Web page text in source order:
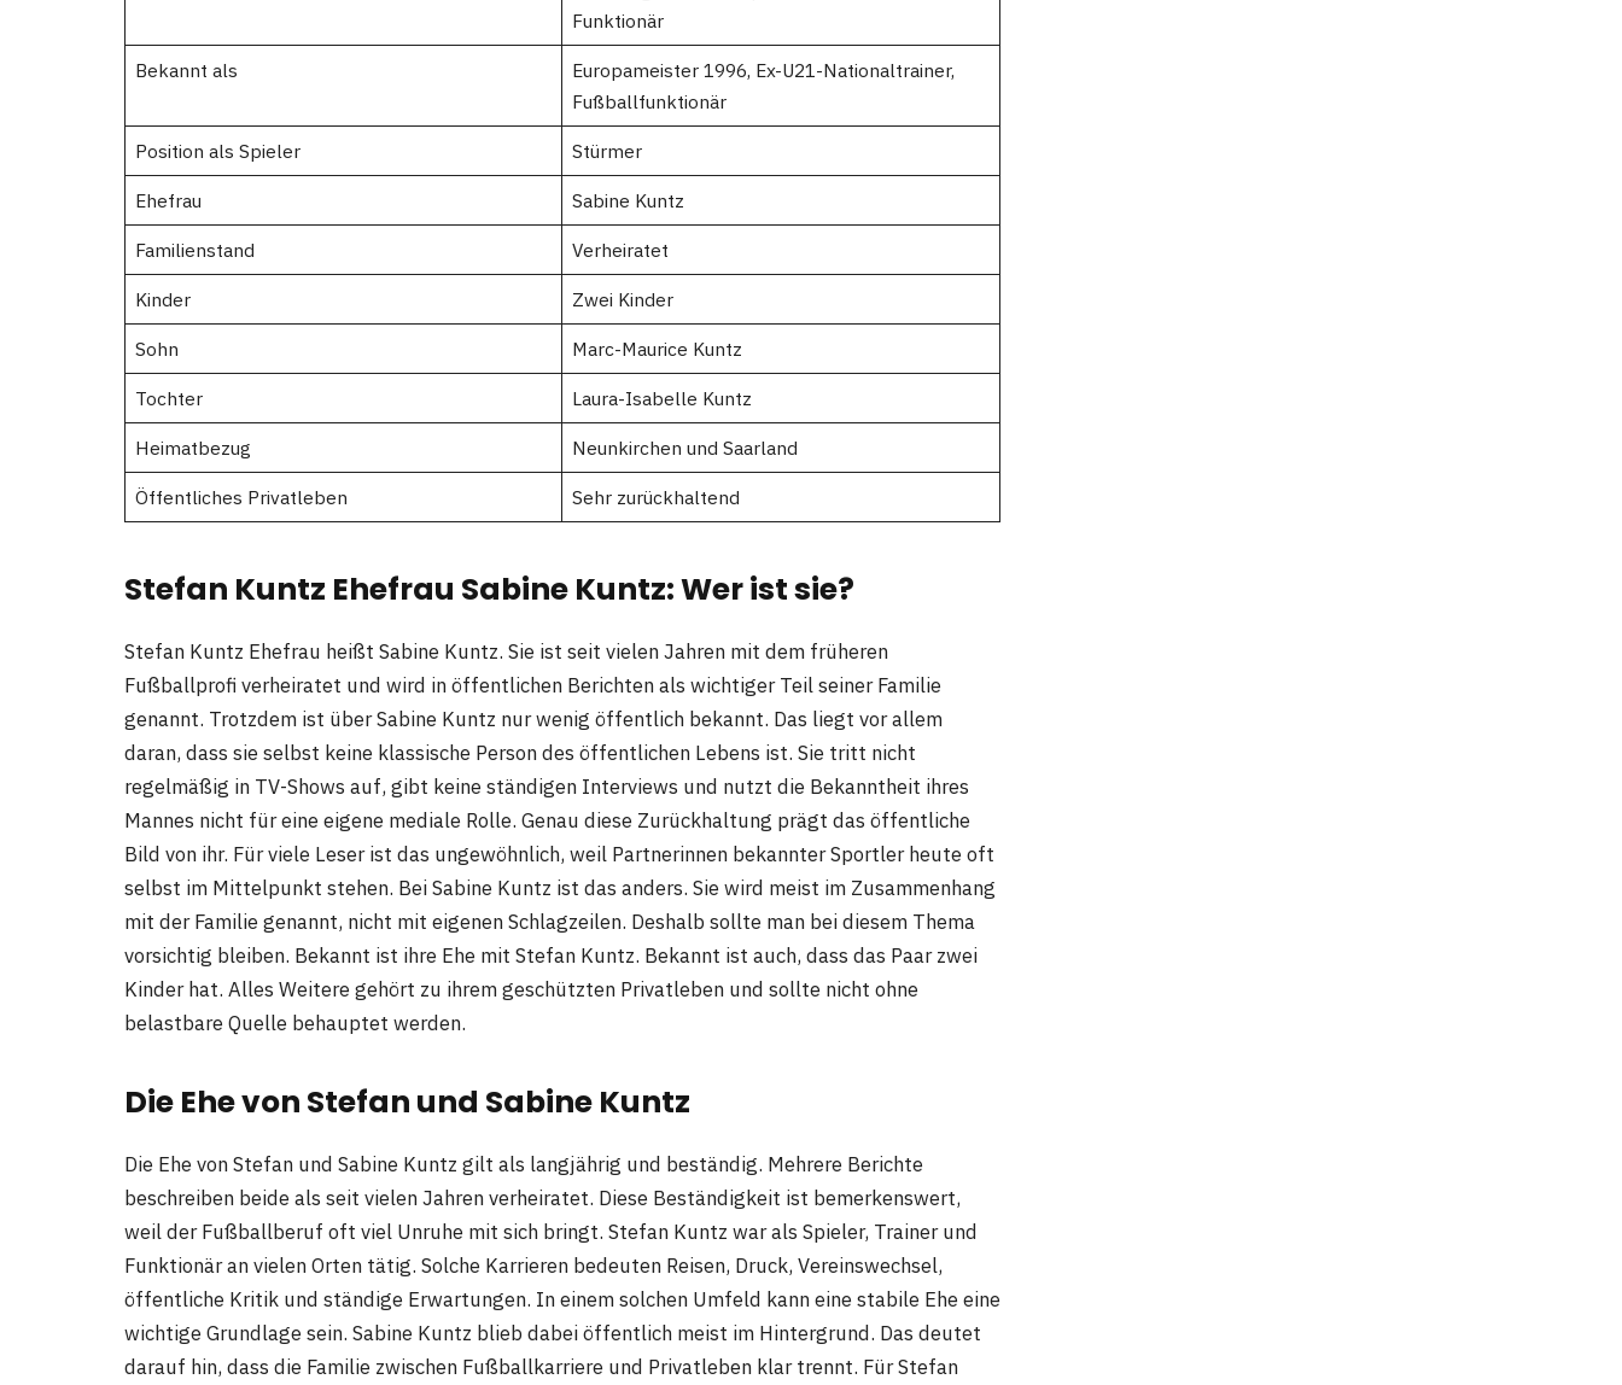
Funktionär
Bekannt als
Europameister 1996, Ex-U21-Nationaltrainer,
Fußballfunktionär
Position als Spieler Stürmer
Ehefrau Sabine Kuntz
Familienstand Verheiratet
Kinder Zwei Kinder
Sohn Marc-Maurice Kuntz
Tochter Laura-Isabelle Kuntz
Heimatbezug Neunkirchen und Saarland
Öffentliches Privatleben Sehr zurückhaltend
Stefan Kuntz Ehefrau Sabine Kuntz: Wer ist sie?
Stefan Kuntz Ehefrau heißt Sabine Kuntz. Sie ist seit vielen Jahren mit dem früheren
Fußballprofi verheiratet und wird in öffentlichen Berichten als wichtiger Teil seiner Familie
genannt. Trotzdem ist über Sabine Kuntz nur wenig öffentlich bekannt. Das liegt vor allem
daran, dass sie selbst keine klassische Person des öffentlichen Lebens ist. Sie tritt nicht
regelmäßig in TV-Shows auf, gibt keine ständigen Interviews und nutzt die Bekanntheit ihres
Mannes nicht für eine eigene mediale Rolle. Genau diese Zurückhaltung prägt das öffentliche
Bild von ihr. Für viele Leser ist das ungewöhnlich, weil Partnerinnen bekannter Sportler heute oft
selbst im Mittelpunkt stehen. Bei Sabine Kuntz ist das anders. Sie wird meist im Zusammenhang
mit der Familie genannt, nicht mit eigenen Schlagzeilen. Deshalb sollte man bei diesem Thema
vorsichtig bleiben. Bekannt ist ihre Ehe mit Stefan Kuntz. Bekannt ist auch, dass das Paar zwei
Kinder hat. Alles Weitere gehört zu ihrem geschützten Privatleben und sollte nicht ohne
belastbare Quelle behauptet werden.
Die Ehe von Stefan und Sabine Kuntz
Die Ehe von Stefan und Sabine Kuntz gilt als langjährig und beständig. Mehrere Berichte
beschreiben beide als seit vielen Jahren verheiratet. Diese Beständigkeit ist bemerkenswert,
weil der Fußballberuf oft viel Unruhe mit sich bringt. Stefan Kuntz war als Spieler, Trainer und
Funktionär an vielen Orten tätig. Solche Karrieren bedeuten Reisen, Druck, Vereinswechsel,
öffentliche Kritik und ständige Erwartungen. In einem solchen Umfeld kann eine stabile Ehe eine
wichtige Grundlage sein. Sabine Kuntz blieb dabei öffentlich meist im Hintergrund. Das deutet
darauf hin, dass die Familie zwischen Fußballkarriere und Privatleben klar trennt. Für Stefan